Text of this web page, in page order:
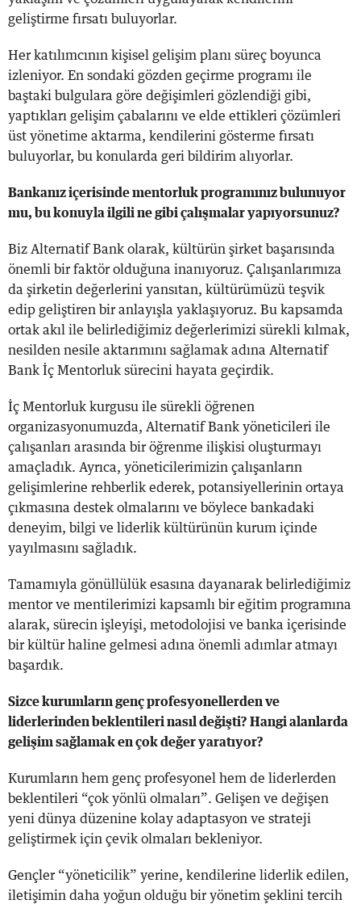
geliştirme fırsatı buluyorlar.
Her katılımcının kişisel gelişim planı süreç boyunca
izleniyor. En sondaki gözden geçirme programı ile
baştaki bulgulara göre değişimleri gözlendiği gibi,
yaptıkları gelişim çabalarını ve elde ettikleri çözümleri
üst yönetime aktarma, kendilerini gösterme fırsatı
buluyorlar, bu konularda geri bildirim alıyorlar.
Bankanız içerisinde mentorluk programınız bulunuyor
mu, bu konuyla ilgili ne gibi çalışmalar yapıyorsunuz?
Biz Alternatif Bank olarak, kültürün şirket başarısında
önemli bir faktör olduğuna inanıyoruz. Çalışanlarımıza
da şirketin değerlerini yansıtan, kültürümüzü teşvik
edip geliştiren bir anlayışla yaklaşıyoruz. Bu kapsamda
ortak akıl ile belirlediğimiz değerlerimizi sürekli kılmak,
nesilden nesile aktarımını sağlamak adına Alternatif
Bank İç Mentorluk sürecini hayata geçirdik.
İç Mentorluk kurgusu ile sürekli öğrenen
organizasyonumuzda, Alternatif Bank yöneticileri ile
çalışanları arasında bir öğrenme ilişkisi oluşturmayı
amaçladık. Ayrıca, yöneticilerimizin çalışanların
gelişimlerine rehberlik ederek, potansiyellerinin ortaya
çıkmasına destek olmalarını ve böylece bankadaki
deneyim, bilgi ve liderlik kültürünün kurum içinde
yayılmasını sağladık.
Tamamıyla gönüllülük esasına dayanarak belirlediğimiz
mentor ve mentilerimizi kapsamlı bir eğitim programına
alarak, sürecin işleyişi, metodolojisi ve banka içerisinde
bir kültür haline gelmesi adına önemli adımlar atmayı
başardık.
Sizce kurumların genç profesyonellerden ve
liderlerinden beklentileri nasıl değişti? Hangi alanlarda
gelişim sağlamak en çok değer yaratıyor?
Kurumların hem genç profesyonel hem de liderlerden
beklentileri “çok yönlü olmaları”. Gelişen ve değişen
yeni dünya düzenine kolay adaptasyon ve strateji
geliştirmek için çevik olmaları bekleniyor.
Gençler “yöneticilik” yerine, kendilerine liderlik edilen,
iletişimin daha yoğun olduğu bir yönetim şeklini tercih